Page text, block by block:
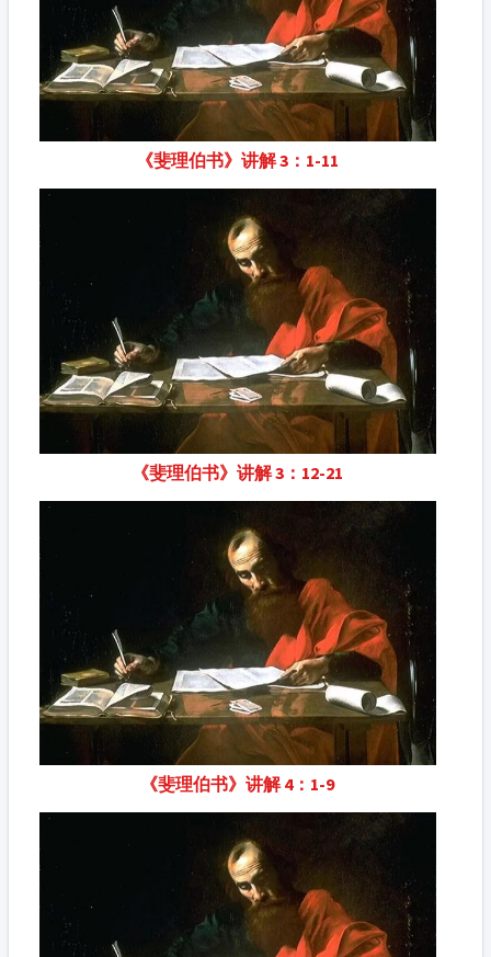
《斐理伯书》讲解 3：1-11
《斐理伯书》讲解 3：12-21
《斐理伯书》讲解 4：1-9